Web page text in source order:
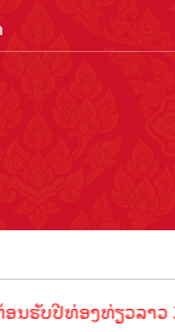
ອງທ່ຽວລາວ 2024